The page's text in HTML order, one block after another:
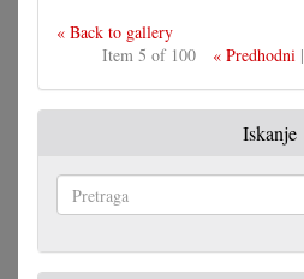
« Back to gallery
Item 5 of 100
« Predhodni|
Iskanje